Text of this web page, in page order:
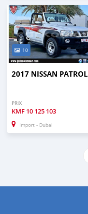
10
2017 NISSAN PATROL
PRIX
KMF 10 125 103
Import - Dubai